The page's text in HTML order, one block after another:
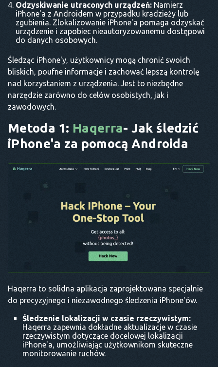
Odzyskiwanie utraconych urządzeń: Namierz
iPhone'a z Androidem w przypadku kradzieży lub
zgubienia. Zlokalizowanie iPhone'a pomaga odzyskać
urządzenie i zapobiec nieautoryzowanemu dostępowi
do danych osobowych.
Śledząc iPhone'y, użytkownicy mogą chronić swoich
bliskich, poufne informacje i zachować lepszą kontrolę
nad korzystaniem z urządzenia. Jest to niezbędne
narzędzie zarówno do celów osobistych, jak i
zawodowych.
Metoda 1: Haqerra- Jak śledzić
iPhone'a za pomocą Androida
Haqerra to solidna aplikacja zaprojektowana specjalnie
do precyzyjnego i niezawodnego śledzenia iPhone'ów.
Śledzenie lokalizacji w czasie rzeczywistym:
Haqerra zapewnia dokładne aktualizacje w czasie
rzeczywistym dotyczące docelowej lokalizacji
iPhone'a, umożliwiając użytkownikom skuteczne
monitorowanie ruchów.